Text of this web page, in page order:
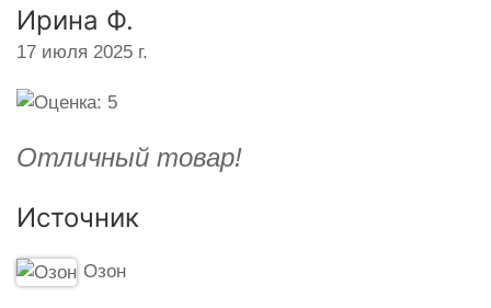
Ирина Ф.
17 июля 2025 г.
Отличный товар!
Источник
Озон